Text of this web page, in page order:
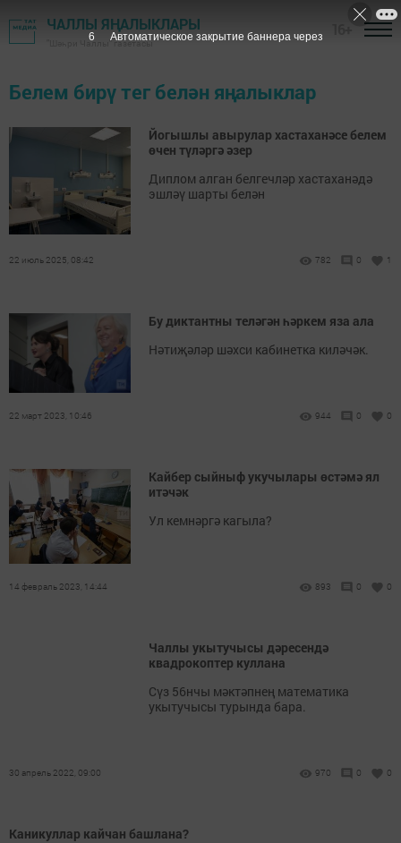
ЧАЛЛЫ ЯҢАЛЫКЛАРЫ
"Шәһри Чаллы" газетасы
Белем бирү тег белән яңалыклар
Йогышлы авырулар хастаханәсе белем
өчен түләргә әзер
Диплом алган белгечләр хастаханәдә
эшләү шарты белән
22 июль 2025, 08:42 782 0 1
Бу диктантны теләгән һәркем яза ала
Нәтиҗәләр шәхси кабинетка киләчәк.
22 март 2023, 10:46 944 0 0
Кайбер сыйныф укучылары өстәмә ял
итәчәк
Ул кемнәргә кагыла?
14 февраль 2023, 14:44 893 0 0
Чаллы укытучысы дәресендә
квадрокоптер куллана
Сүз 56нчы мәктәпнең математика
укытучысы турында бара.
30 апрель 2022, 09:00 970 0 0
Каникуллар кайчан башлана?
6 Автоматическое закрытие баннера через